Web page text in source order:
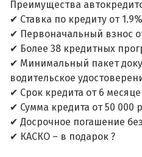
Преимущества
✔ Ставка по кредиту от
✔ Первоначальный взнос
✔ Более 38 кредитных
✔ Минимальный пакет
водительское
✔ Срок кредита от 6
✔ Сумма кредита от 50 000
✔ Досрочное погашение
✔ КАСКО – в подарок ?